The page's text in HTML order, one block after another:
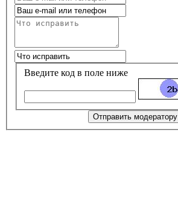
Введите код в поле ниже
Отправить модератору